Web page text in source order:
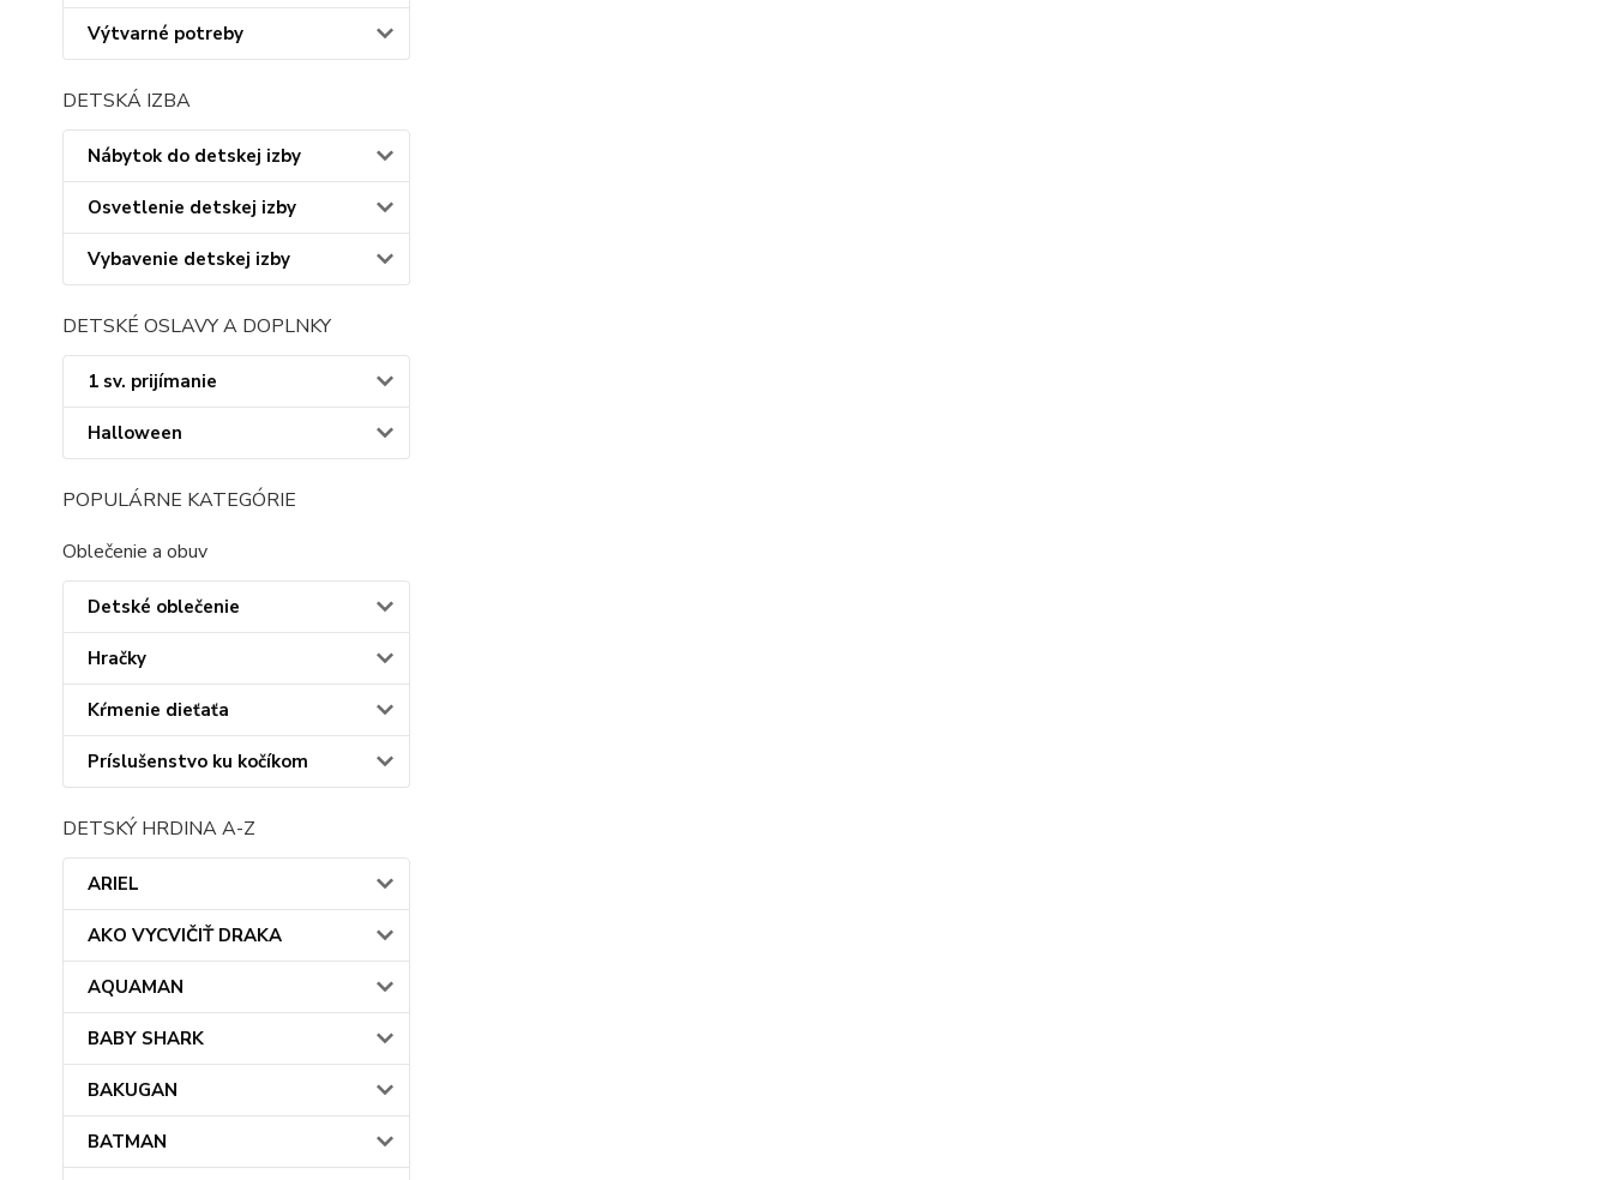
Výtvarné potreby
DETSKÁ IZBA
Nábytok do detskej izby
Osvetlenie detskej izby
Vybavenie detskej izby
DETSKÉ OSLAVY A DOPLNKY
1 sv. prijímanie
Halloween
POPULÁRNE KATEGÓRIE
Oblečenie a obuv
Detské oblečenie
Hračky
Kŕmenie dieťaťa
Príslušenstvo ku kočíkom
DETSKÝ HRDINA A-Z
ARIEL
AKO VYCVIČIŤ DRAKA
AQUAMAN
BABY SHARK
BAKUGAN
BATMAN